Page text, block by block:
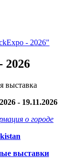
- 2026"
2026
выставка
- 19.11.2026
о городе
выставки